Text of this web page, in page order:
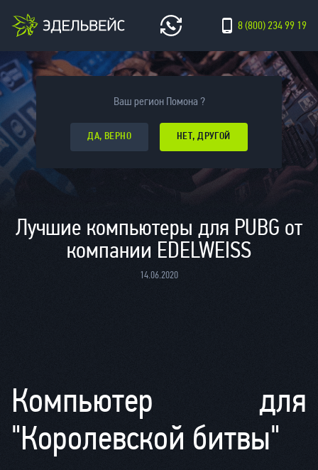
8 (800) 234 99 19
Ваш регион Помона ?
ДА, ВЕРНО НЕТ, ДРУГОЙ
14.06.2020
Лучшие компьютеры для PUBG от
компании EDELWEISS
Компьютер для
"Королевской битвы"